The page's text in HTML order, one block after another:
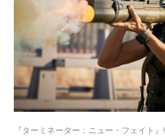
『ターミネーター：ニュー・フェイト